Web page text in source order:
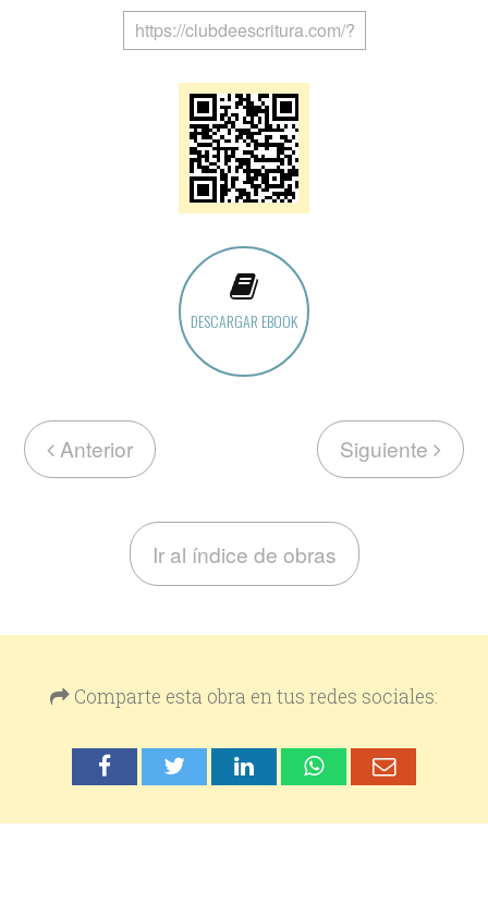
DESCARGAR EBOOK
Anterior Siguiente
Ir al índice de obras
Comparte esta obra en tus redes sociales: